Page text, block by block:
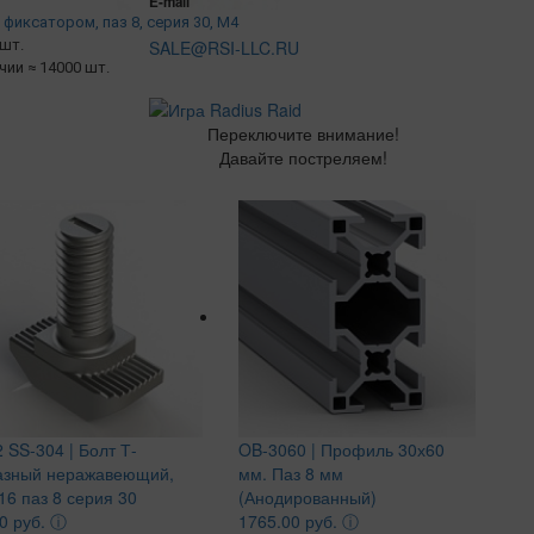
паз 8, серия 30, М4
≈ 14000 шт.
SS-304 | Болт Т-
неражавеющий,
паз 8 серия 30
руб. ⓘ
OB-3060 | Профиль 30х60
мм. Паз 8 мм
(Анодированный)
1765.00 руб. ⓘ
SALE@RSI-LLC.RU
Переключите внимание!
Давайте постреляем!